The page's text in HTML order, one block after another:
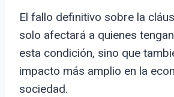
El fallo definitivo sobre la
solo afectará a quienes
esta condición, sino que
impacto más amplio en la
sociedad.